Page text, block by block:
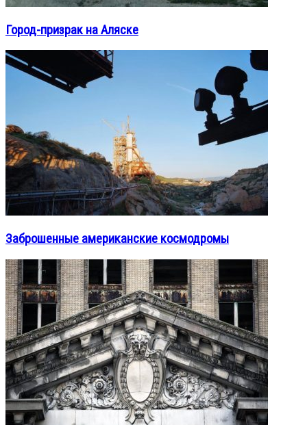
Город-призрак на Аляске
Заброшенные американские космодромы